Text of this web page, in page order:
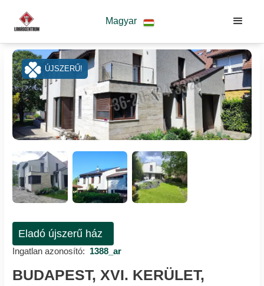
Magyar
ÚJSZERŰ!
Eladó újszerű ház
Ingatlan azonosító: 1388_ar
BUDAPEST, XVI. KERÜLET,